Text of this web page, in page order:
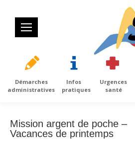
Démarches
administratives
Infos
pratiques
Urgences
santé
Mission argent de poche –
Vacances de printemps